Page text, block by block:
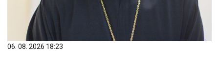
06. 08. 2026 18:23